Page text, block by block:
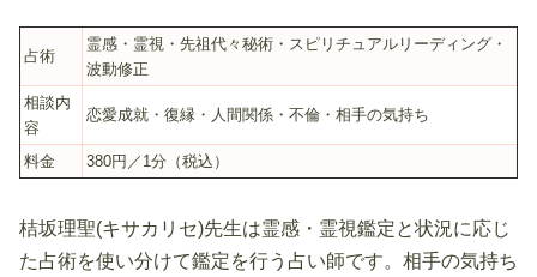
占術
霊感・霊視・先祖代々秘術・スピリチュアルリーディング・
波動修正
相談内
容
恋愛成就・復縁・人間関係・不倫・相手の気持ち
料金 380円／1分（税込）
桔坂理聖(キサカリセ)先生は霊感・霊視鑑定と状況に応じ
た占術を使い分けて鑑定を行う占い師です。相手の気持ち